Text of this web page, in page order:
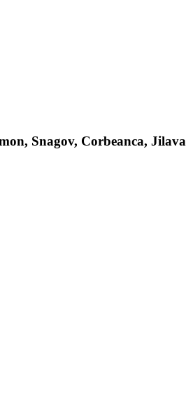
Snagov, Corbeanca, Jilava